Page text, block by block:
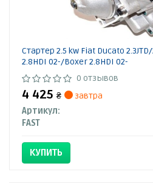
Стартер 2.5 kw Fiat Ducato
2.8HDI 02-/Boxer 2.8HDI 02-
0 отзывов
4 425 ₴
завтра
Артикул:
FAST
КУПИТЬ